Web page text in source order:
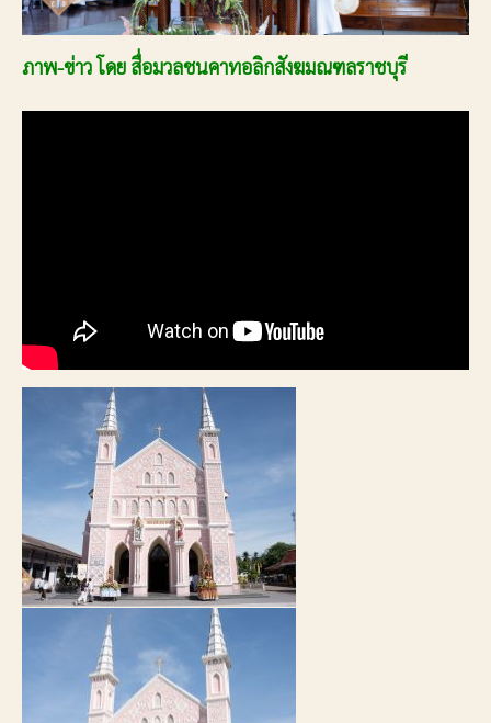
ภาพ-ข่าว โดย สื่อมวลชนคาทอลิกสังฆมณฑลราชบุรี